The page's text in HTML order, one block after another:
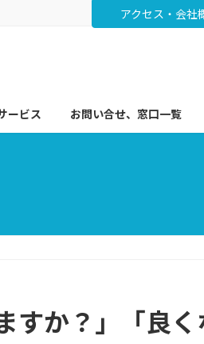
アクセス・会社
ービス お問い合せ、窓口一覧
すか？」「良く